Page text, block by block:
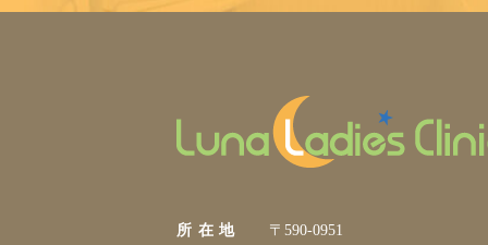
所 在 地
〒590-0951